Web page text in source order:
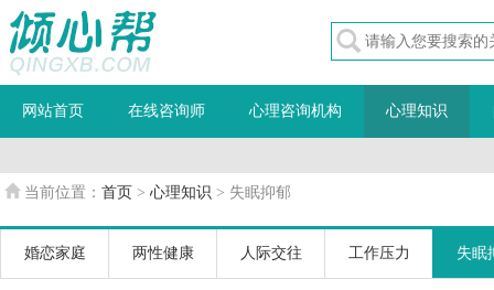
网站首页 在线咨询师 心理咨询机构 心理知识
当前位置： 首页 > 心理知识 > 失眠抑郁
婚恋家庭 两性健康 人际交往 工作压力 失眠